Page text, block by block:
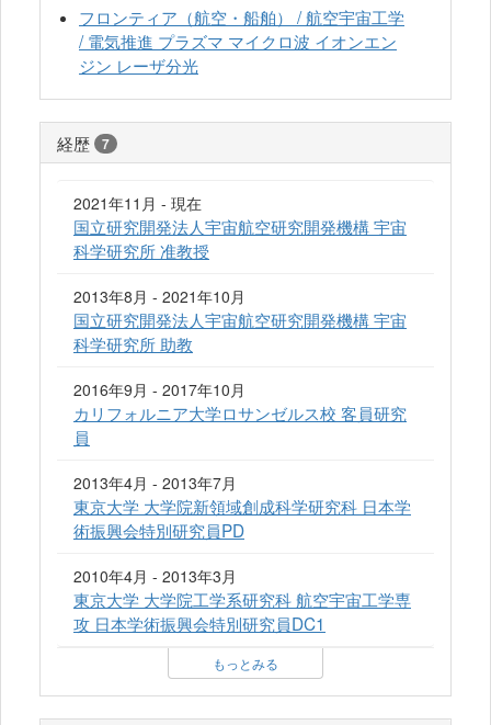
フロンティア（航空・船舶） / 航空宇宙工学
/ 電気推進 プラズマ マイクロ波 イオンエン
ジン レーザ分光
経歴 7
2021年11月 - 現在
国立研究開発法人宇宙航空研究開発機構 宇宙
科学研究所 准教授
2013年8月 - 2021年10月
国立研究開発法人宇宙航空研究開発機構 宇宙
科学研究所 助教
2016年9月 - 2017年10月
カリフォルニア大学ロサンゼルス校 客員研究
員
2013年4月 - 2013年7月
東京大学 大学院新領域創成科学研究科 日本学
術振興会特別研究員PD
2010年4月 - 2013年3月
東京大学 大学院工学系研究科 航空宇宙工学専
攻 日本学術振興会特別研究員DC1
もっとみる